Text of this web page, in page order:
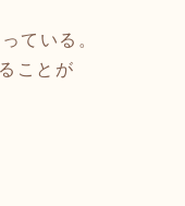
ている。
ことが